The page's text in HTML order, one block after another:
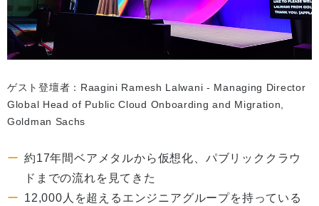
ゲスト登壇者：Raagini Ramesh Lalwani - Managing Director
Global Head of Public Cloud Onboarding and Migration,
Goldman Sachs
約17年間ベアメタルから仮想化、パブリッククラウ
ドまでの流れを見てきた
12,000人を超えるエンジニアグループを持っている